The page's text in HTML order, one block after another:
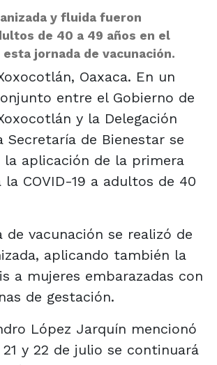
y fluida fueron
de 40 a 49 años en el
jornada de vacunación.
Oaxaca. En un
entre el Gobierno de
y la Delegación
Secretaría de Bienestar se
la aplicación de la primera
COVID-19 a adultos de 40
de vacunación se realizó de
aplicando también la
a mujeres embarazadas con
de gestación.
López Jarquín mencionó
y 22 de julio se continuará